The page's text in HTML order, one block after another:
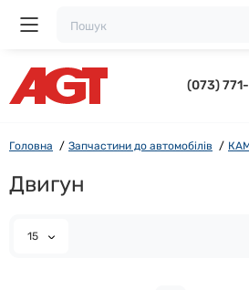
(073)
Головна Запчастини до автомобілів
Двигун
15